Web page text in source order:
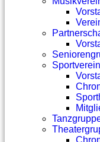
Sportverein